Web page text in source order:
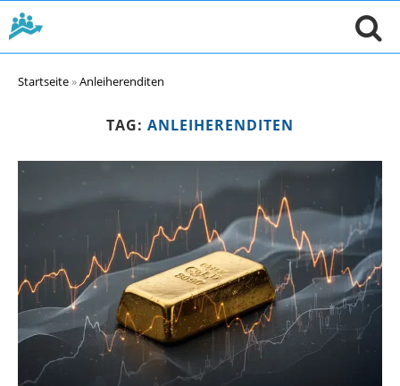
Startseite»Anleiherenditen
TAG: ANLEIHERENDITEN